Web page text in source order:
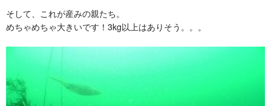
そして、これが産みの親たち。
めちゃめちゃ大きいです！3kg以上はありそう。。。